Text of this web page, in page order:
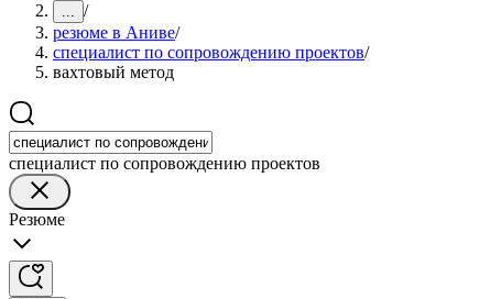
... /
резюме в Аниве/
специалист по сопровождению проектов/
вахтовый метод
специалист по сопровождению проектов
Резюме